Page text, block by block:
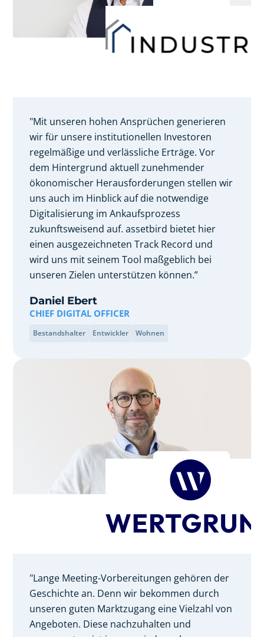
"Mit unseren hohen Ansprüchen generieren
wir für unsere institutionellen Investoren
regelmäßige und verlässliche Erträge. Vor
dem Hintergrund aktuell zunehmender
ökonomischer Herausforderungen stellen wir
uns auch im Hinblick auf die notwendige
Digitalisierung im Ankaufsprozess
zukunftsweisend auf. assetbird bietet hier
einen ausgezeichneten Track Record und
wird uns mit seinem Tool maßgeblich bei
unseren Zielen unterstützen können.”
Daniel Ebert
CHIEF DIGITAL OFFICER
Bestandshalter Entwickler Wohnen
"Lange Meeting-Vorbereitungen gehören der
Geschichte an. Denn wir bekommen durch
unseren guten Marktzugang eine Vielzahl von
Angeboten. Diese nachzuhalten und